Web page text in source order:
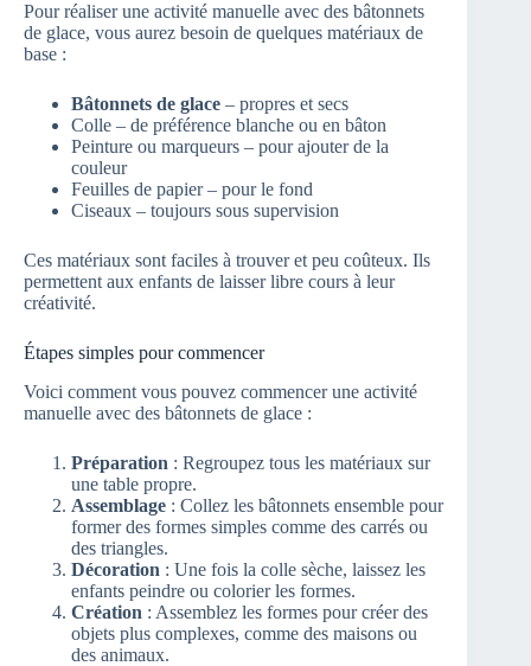
Pour réaliser une activité manuelle avec des bâtonnets
de glace, vous aurez besoin de quelques matériaux de
base :
Bâtonnets de glace – propres et secs
Colle – de préférence blanche ou en bâton
Peinture ou marqueurs – pour ajouter de la
couleur
Feuilles de papier – pour le fond
Ciseaux – toujours sous supervision
Ces matériaux sont faciles à trouver et peu coûteux. Ils
permettent aux enfants de laisser libre cours à leur
créativité.
Étapes simples pour commencer
Voici comment vous pouvez commencer une activité
manuelle avec des bâtonnets de glace :
Préparation : Regroupez tous les matériaux sur
une table propre.
Assemblage : Collez les bâtonnets ensemble pour
former des formes simples comme des carrés ou
des triangles.
Décoration : Une fois la colle sèche, laissez les
enfants peindre ou colorier les formes.
Création : Assemblez les formes pour créer des
objets plus complexes, comme des maisons ou
des animaux.